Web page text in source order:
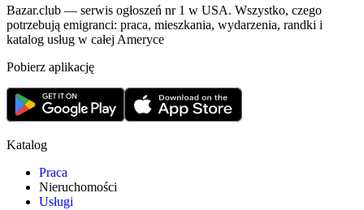
Bazar.club — serwis ogłoszeń nr 1 w USA. Wszystko, czego
potrzebują emigranci: praca, mieszkania, wydarzenia, randki i
katalog usług w całej Ameryce
Pobierz aplikację
Katalog
Praca
Nieruchomości
Usługi